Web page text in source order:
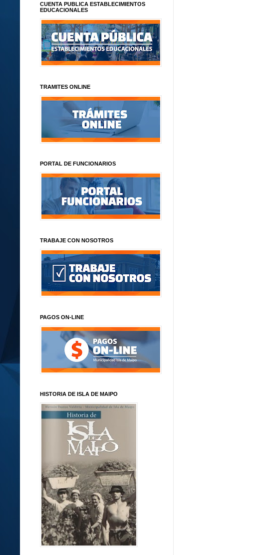
CUENTA PUBLICA ESTABLECIMIENTOS
EDUCACIONALES
TRAMITES ONLINE
PORTAL DE FUNCIONARIOS
TRABAJE CON NOSOTROS
PAGOS ON-LINE
HISTORIA DE ISLA DE MAIPO